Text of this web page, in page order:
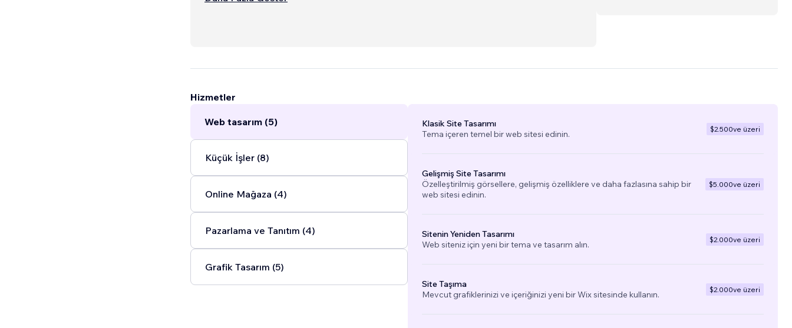
Hizmetler
Web tasarım (5)
Küçük İşler (8)
Online Mağaza (4)
Pazarlama ve Tanıtım (4)
Grafik Tasarım (5)
Klasik Site Tasarımı
Tema içeren temel bir web sitesi edinin.
$2.500ve üzeri
Gelişmiş Site Tasarımı
Özelleştirilmiş görsellere, gelişmiş özelliklere ve daha fazlasına sahip bir
web sitesi edinin.
$5.000ve üzeri
Sitenin Yeniden Tasarımı
Web siteniz için yeni bir tema ve tasarım alın.
$2.000ve üzeri
Site Taşıma
Mevcut grafiklerinizi ve içeriğinizi yeni bir Wix sitesinde kullanın.
$2.000ve üzeri